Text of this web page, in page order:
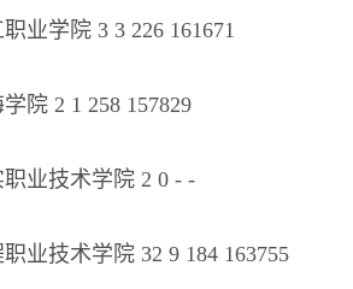
业学院 3 3 226 161671
院 2 1 258 157829
职业技术学院 2 0 - -
业技术学院 32 9 184 163755